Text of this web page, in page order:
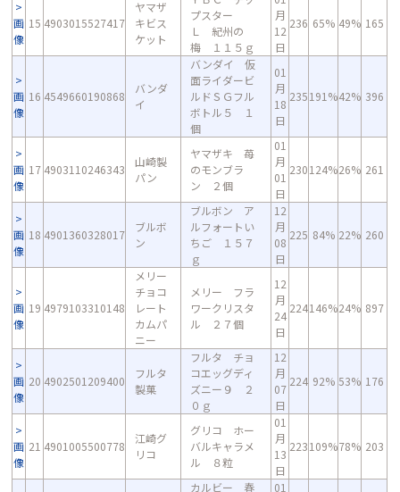
画
像
15 4903015527417
ヤマザ
キビス
ケット
プスター
Ｌ 紀州の
梅 １１５ｇ
月
12
日
236 65% 49% 165
画
像
16 4549660190868
バンダ
イ
バンダイ 仮
面ライダービ
ルドＳＧフル
ボトル５ １
個
01
月
18
日
235191%42% 396
画
像
17 4903110246343
山崎製
パン
ヤマザキ 苺
のモンブラ
ン ２個
01
月
01
日
230124%26% 261
画
像
18 4901360328017
ブルボ
ン
ブルボン ア
ルフォートい
ちご １５７
ｇ
12
月
08
日
225 84% 22% 260
画
像
19 4979103310148
メリー
チョコ
レート
カムパ
ニー
メリー フラ
ワークリスタ
ル ２７個
12
月
24
日
224146%24% 897
画
像
20 4902501209400
フルタ
製菓
フルタ チョ
コエッグディ
ズニー９ ２
０ｇ
12
月
07
日
224 92% 53% 176
画
像
21 4901005500778
江崎グ
リコ
グリコ ホー
バルキャラメ
ル ８粒
01
月
13
日
223109%78% 203
カルビー 春
01